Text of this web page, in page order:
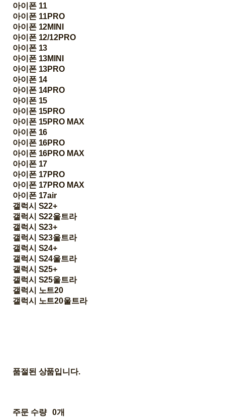
아이폰 11
아이폰 11PRO
아이폰 12MINI
아이폰 12/12PRO
아이폰 13
아이폰 13MINI
아이폰 13PRO
아이폰 14
아이폰 14PRO
아이폰 15
아이폰 15PRO
아이폰 15PRO MAX
아이폰 16
아이폰 16PRO
아이폰 16PRO MAX
아이폰 17
아이폰 17PRO
아이폰 17PRO MAX
아이폰 17air
갤럭시 S22+
갤럭시 S22울트라
갤럭시 S23+
갤럭시 S23울트라
갤럭시 S24+
갤럭시 S24울트라
갤럭시 S25+
갤럭시 S25울트라
갤럭시 노트20
갤럭시 노트20울트라
품절된 상품입니다.
주문 수량
0개